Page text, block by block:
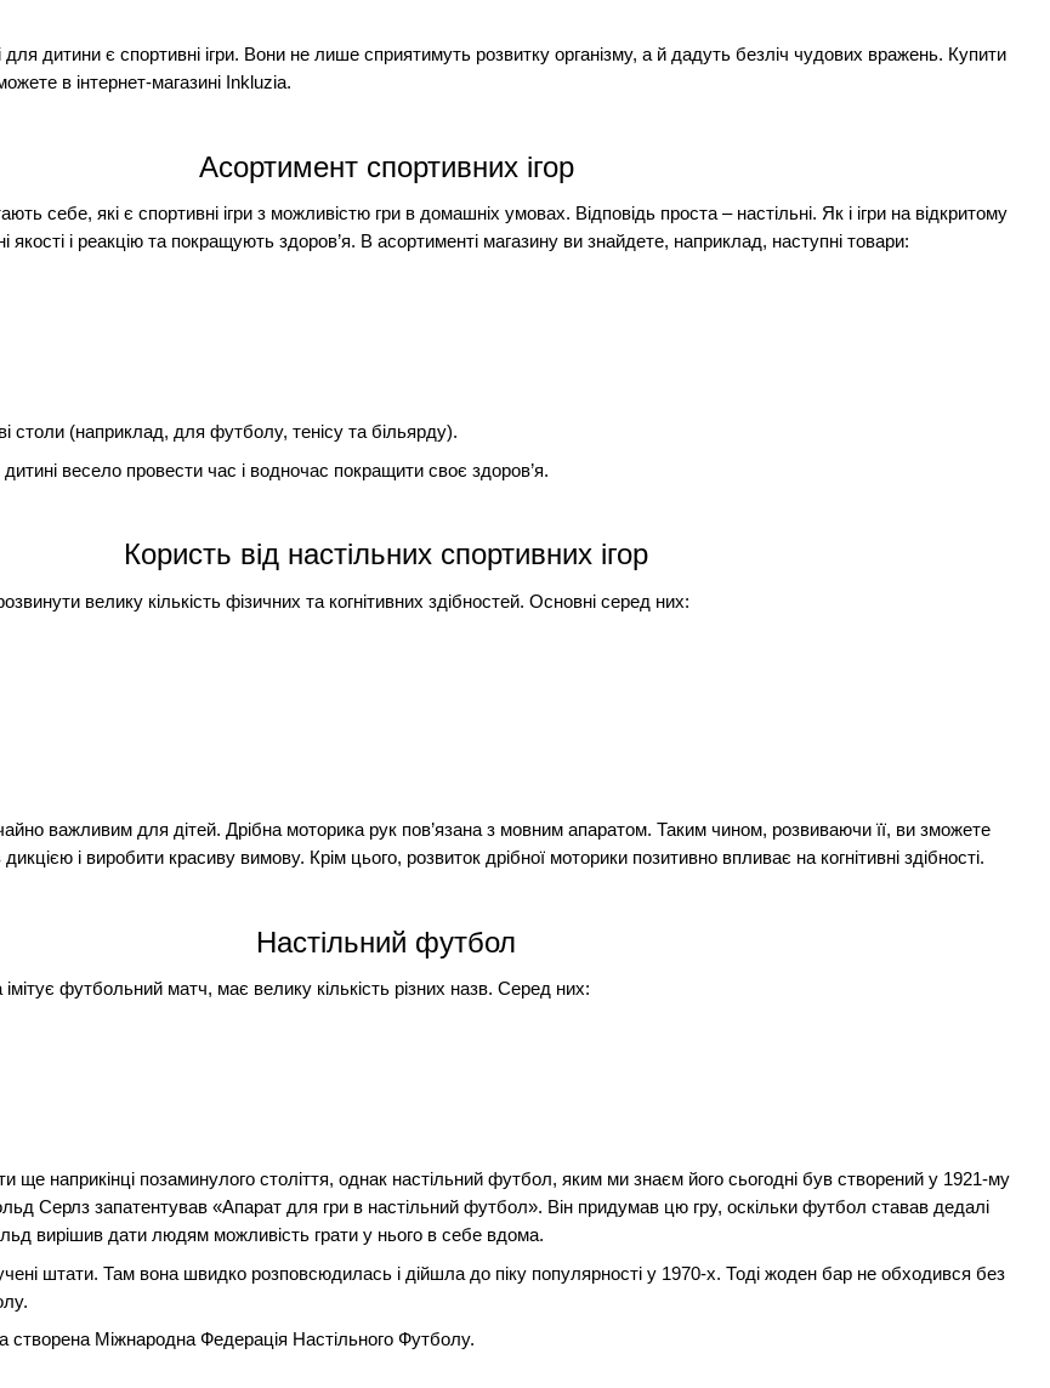
дитини є спортивні ігри. Вони не лише сприятимуть розвитку організму, а й дадуть безліч чудових вражень. Купити
в інтернет-магазині Inkluzia.
Асортимент спортивних ігор
себе, які є спортивні ігри з можливістю гри в домашніх умовах. Відповідь проста – настільні. Як і ігри на відкритому
якості і реакцію та покращують здоров’я. В асортименті магазину ви знайдете, наприклад, наступні товари:
столи (наприклад, для футболу, тенісу та більярду).
весело провести час і водночас покращити своє здоров’я.
Користь від настільних спортивних ігор
велику кількість фізичних та когнітивних здібностей. Основні серед них:
важливим для дітей. Дрібна моторика рук пов’язана з мовним апаратом. Таким чином, розвиваючи її, ви зможете
і виробити красиву вимову. Крім цього, розвиток дрібної моторики позитивно впливає на когнітивні здібності.
Настільний футбол
футбольний матч, має велику кількість різних назв. Серед них:
ще наприкінці позаминулого століття, однак настільний футбол, яким ми знаєм його сьогодні був створений у 1921-му
Серлз запатентував «Апарат для гри в настільний футбол». Він придумав цю гру, оскільки футбол ставав дедалі
вирішив дати людям можливість грати у нього в себе вдома.
штати. Там вона швидко розповсюдилась і дійшла до піку популярності у 1970-х. Тоді жоден бар не обходився без
створена Міжнародна Федерація Настільного Футболу.